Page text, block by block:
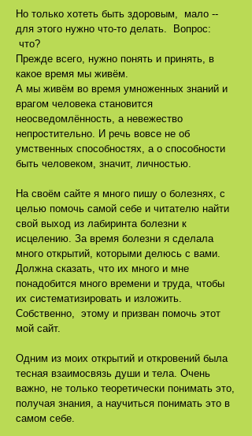
Но только хотеть быть здоровым, мало --
для этого нужно что-то делать. Вопрос:
что?
Прежде всего, нужно понять и принять, в
какое время мы живём.
А мы живём во время умноженных знаний и
врагом человека становится
неосведомлённость, а невежество
непростительно. И речь вовсе не об
умственных способностях, а о способности
быть человеком, значит, личностью.
На своём сайте я много пишу о болезнях, с
целью помочь самой себе и читателю найти
свой выход из лабиринта болезни к
исцелению. За время болезни я сделала
много открытий, которыми делюсь с вами.
Должна сказать, что их много и мне
понадобится много времени и труда, чтобы
их систематизировать и изложить.
Собственно, этому и призван помочь этот
мой сайт.
Одним из моих открытий и откровений была
тесная взаимосвязь души и тела. Очень
важно, не только теоретически понимать это,
получая знания, а научиться понимать это в
самом себе.